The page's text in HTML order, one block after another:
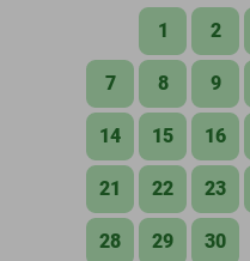
1 2
7 8 9
14 15 16
21 22 23
28 29 30